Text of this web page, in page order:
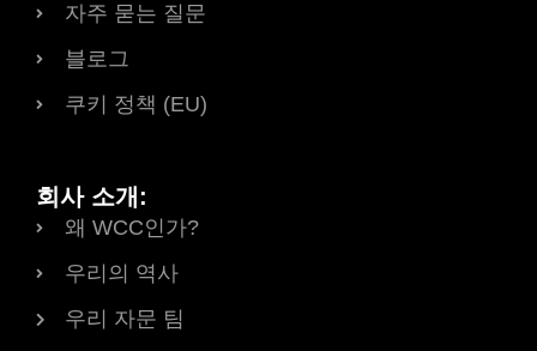
자주 묻는 질문
블로그
쿠키 정책 (EU)
회사 소개:
왜 WCC인가?
우리의 역사
우리 자문 팀